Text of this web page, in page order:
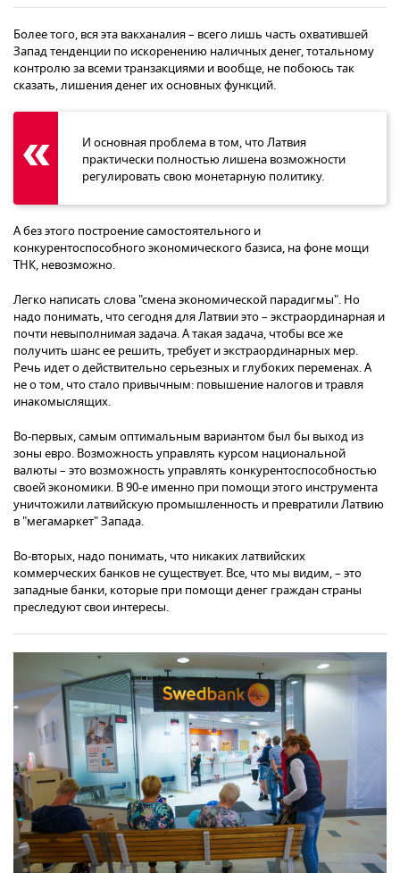
Более того, вся эта вакханалия – всего лишь часть охватившей
Запад тенденции по искоренению наличных денег, тотальному
контролю за всеми транзакциями и вообще, не побоюсь так
сказать, лишения денег их основных функций.
И основная проблема в том, что Латвия
практически полностью лишена возможности
регулировать свою монетарную политику.
А без этого построение самостоятельного и
конкурентоспособного экономического базиса, на фоне мощи
ТНК, невозможно.
Легко написать слова "смена экономической парадигмы". Но
надо понимать, что сегодня для Латвии это – экстраординарная и
почти невыполнимая задача. А такая задача, чтобы все же
получить шанс ее решить, требует и экстраординарных мер.
Речь идет о действительно серьезных и глубоких переменах. А
не о том, что стало привычным: повышение налогов и травля
инакомыслящих.
Во-первых, самым оптимальным вариантом был бы выход из
зоны евро. Возможность управлять курсом национальной
валюты – это возможность управлять конкурентоспособностью
своей экономики. В 90-е именно при помощи этого инструмента
уничтожили латвийскую промышленность и превратили Латвию
в "мегамаркет" Запада.
Во-вторых, надо понимать, что никаких латвийских
коммерческих банков не существует. Все, что мы видим, – это
западные банки, которые при помощи денег граждан страны
преследуют свои интересы.